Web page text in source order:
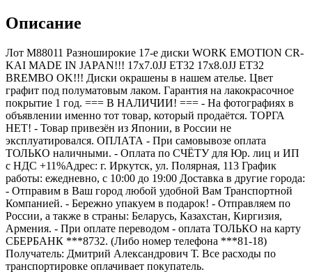
Описание
Лот M88011 Разноширокие 17-е диски WORK EMOTION CR-
KAI MADE IN JAPAN!!! 17x7.0JJ ET32 17x8.0JJ ET32
BREMBO OK!!! Диски окрашены в нашем ателье. Цвет
графит под полуматовым лаком. Гарантия на лакокрасочное
покрытие 1 год. === B НАЛИЧИИ! === - На фотографиях в
объявлении именно тот товар, который продаётся. ТОРГА
НЕТ! - Товар привезён из Японии, в России не
эксплуатировался. ОПЛАТА - При самовывозе оплата
ТОЛЬКО наличными. - Оплата по СЧЁТУ для Юр. лиц и ИП
с НДС +11%Адрес: г. Иркутск, ул. Полярная, 113 График
работы: ежедневно, с 10:00 до 19:00 Доставка в другие города:
- Отправим в Ваш город любой удобной Вам Транспортной
Компанией. - Бережно упакуем в подарок! - Отправляем по
России, а также в страны: Беларусь, Казахстан, Киргизия,
Армения. - При оплате переводом - оплата ТОЛЬКО на карту
СБЕРБАНК ***8732. (Либо номер телефона ***81-18)
Получатель: Дмитрий Александрович Т. Все расходы по
транспортировке оплачивает покупатель.